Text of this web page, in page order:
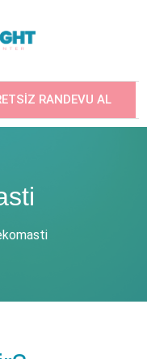
RANDEVU AL